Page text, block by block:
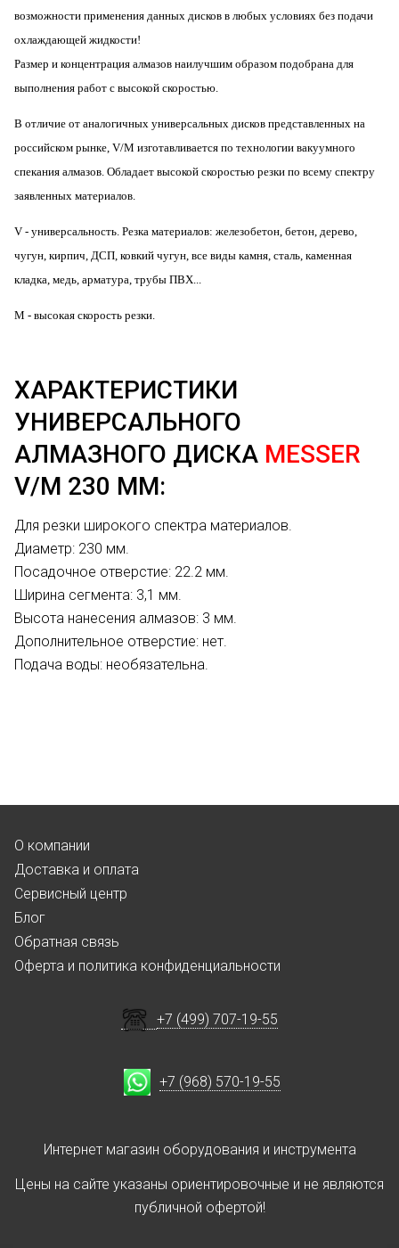
возможности применения данных дисков в любых условиях без подачи
охлаждающей жидкости!
Размер и концентрация алмазов наилучшим образом подобрана для
выполнения работ с высокой скоростью.
В отличие от аналогичных универсальных дисков представленных на
российском рынке, V/M изготавливается по технологии вакуумного
спекания алмазов. Обладает высокой скоростью резки по всему спектру
заявленных материалов.
V - универсальность. Резка материалов: железобетон, бетон, дерево,
чугун, кирпич, ДСП, ковкий чугун, все виды камня, сталь, каменная
кладка, медь, арматура, трубы ПВХ...
M - высокая скорость резки.
ХАРАКТЕРИСТИКИ
УНИВЕРСАЛЬНОГО
АЛМАЗНОГО ДИСКА MESSER
V/M 230 ММ:
Для резки широкого спектра материалов.
Диаметр: 230 мм.
Посадочное отверстие: 22.2 мм.
Ширина сегмента: 3,1 мм.
Высота нанесения алмазов: 3 мм.
Дополнительное отверстие: нет.
Подача воды: необязательна.
О компании
Доставка и оплата
Сервисный центр
Блог
Обратная связь
Оферта и политика конфиденциальности
+7 (499) 707-19-55
+7 (968) 570-19-55
Интернет магазин оборудования и инструмента
Цены на сайте указаны ориентировочные и не являются
публичной офертой!